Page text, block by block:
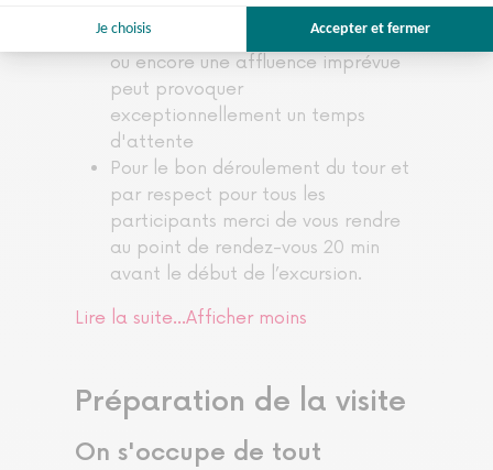
est sujet à des contraintes: le Plan
Vigipirate, le contrôle de sécurité
ou encore une affluence imprévue
peut provoquer
exceptionnellement un temps
d'attente
Pour le bon déroulement du tour et
par respect pour tous les
participants merci de vous rendre
au point de rendez-vous 20 min
avant le début de l’excursion.
Lire la suite...Afficher moins
Préparation de la visite
On s'occupe de tout